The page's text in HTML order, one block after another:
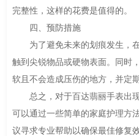
完整性，这样的花费是值得的。
四、预防措施
为了避免未来的划痕发生，在
触到尖锐物品或硬物表面。同时
软且不会造成压伤的地方，并定
总之，对于百达翡丽手表出现
可以通过一些简单的家庭护理方
议寻求专业帮助以确保最佳修复